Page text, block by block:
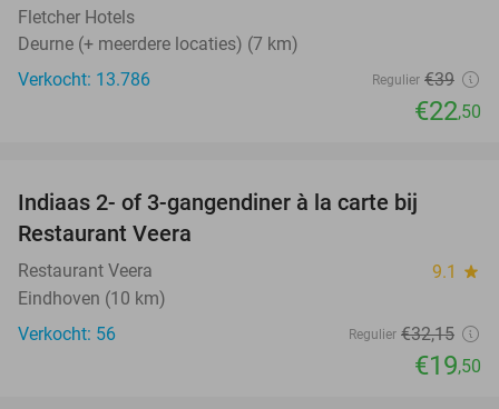
Fletcher Hotels
Deurne (+ meerdere locaties) (7 km)
Verkocht: 13.786
Regulier €39
€22,50
Indiaas 2- of 3-gangendiner à la carte bij
Restaurant Veera
Restaurant Veera 9.1 star
Eindhoven (10 km)
Verkocht: 56
Regulier €32,15
€19,50